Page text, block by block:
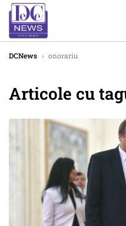
DCNews › onorariu
Articole cu